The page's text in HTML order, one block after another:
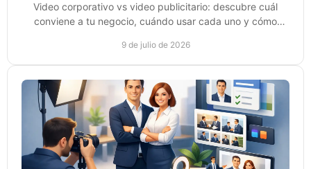
Video corporativo vs video publicitario: descubre cuál
conviene a tu negocio, cuándo usar cada uno y cómo
9 de julio de 2026